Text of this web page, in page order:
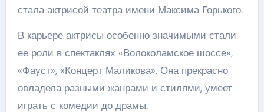
стала актрисой театра имени Максима Горького.
В карьере актрисы особенно значимыми стали
ее роли в спектаклях «Волоколамское шоссе»,
«Фауст», «Концерт Маликова». Она прекрасно
овладела разными жанрами и стилями, умеет
играть с комедии до драмы.